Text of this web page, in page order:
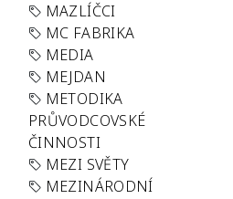
MAZLÍČCI
MC FABRIKA
MEDIA
MEJDAN
METODIKA
PRŮVODCOVSKÉ
ČINNOSTI
MEZI SVĚTY
MEZINÁRODNÍ